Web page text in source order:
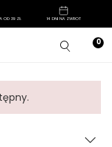
OD 39 ZŁ 14 DNI NA ZWROT